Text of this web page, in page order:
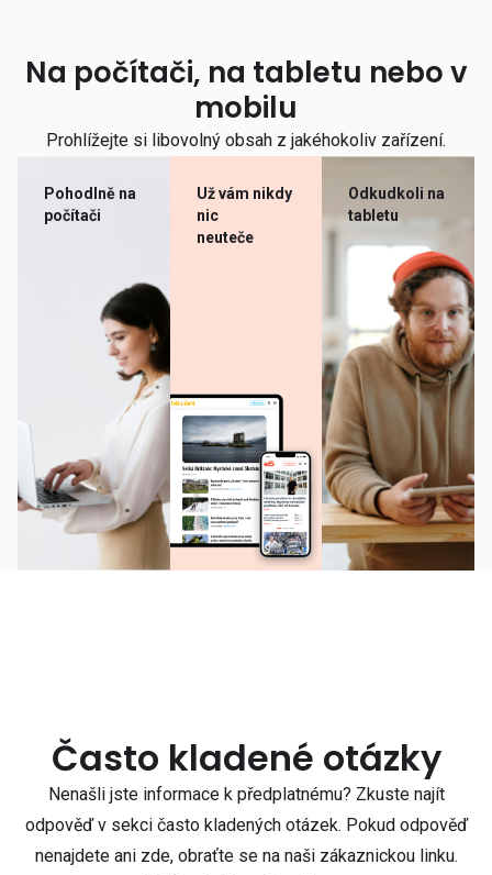
Na počítači, na tabletu nebo v
mobilu
Prohlížejte si libovolný obsah z jakéhokoliv zařízení.
Pohodlně na
počítači
Už vám nikdy
nic
neuteče
Odkudkoli na
tabletu
Často kladené otázky
Nenašli jste informace k předplatnému? Zkuste najít
odpověď v sekci často kladených otázek. Pokud odpověď
nenajdete ani zde, obraťte se na naši zákaznickou linku.